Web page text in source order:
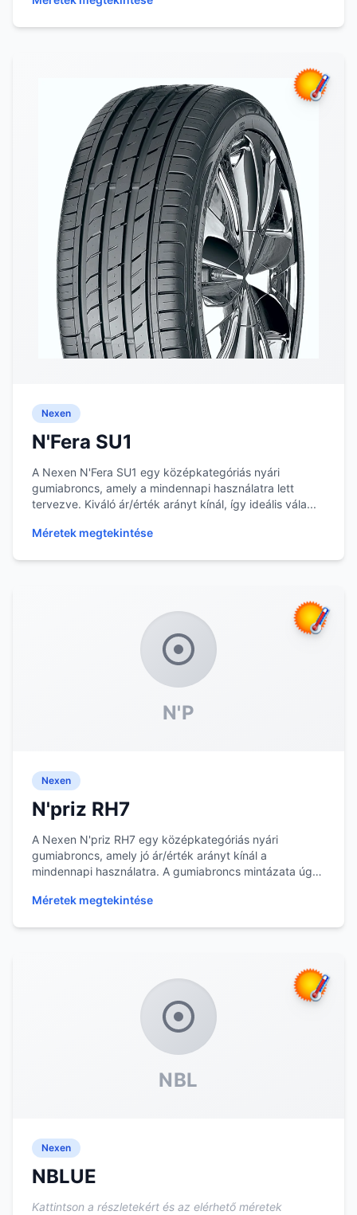
Nexen
N'Fera SU1
A Nexen N'Fera SU1 egy középkategóriás nyári
gumiabroncs, amely a mindennapi használatra lett
tervezve. Kiváló ár/érték arányt kínál, így ideális vála...
Méretek megtekintése
N'P
Nexen
N'priz RH7
A Nexen N'priz RH7 egy középkategóriás nyári
gumiabroncs, amely jó ár/érték arányt kínál a
mindennapi használatra. A gumiabroncs mintázata úgy
Méretek megtekintése
NBL
Nexen
NBLUE
Kattintson a részletekért és az elérhető méretek